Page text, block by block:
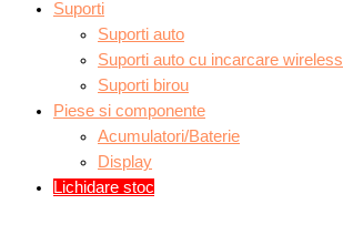
Suporti
Suporti auto
Suporti auto cu incarcare wireless
Suporti birou
Piese si componente
Acumulatori/Baterie
Display
Lichidare stoc